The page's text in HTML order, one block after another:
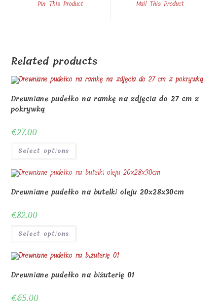
new
Pin This Product
new
Mail This Product
Related products
Drewniane pudełko na ramkę na zdjęcia do 27 cm z
pokrywką
€27.00
Select options
Drewniane pudełko na butelki oleju 20x28x30cm
€82.00
Select options
Drewniane pudełko na biżuterię 01
€65.00